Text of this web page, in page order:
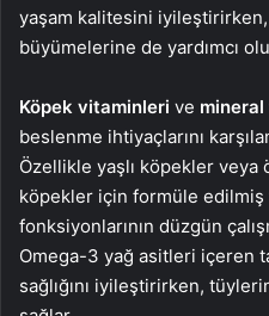
yaşam kalitesini iyileştirirken,
büyümelerine de yardımcı
Köpek vitaminleri ve
beslenme ihtiyaçlarını
Özellikle yaşlı köpekler veya
köpekler için formüle edilmiş
fonksiyonlarının düzgün
Omega-3 yağ asitleri içeren
sağlığını iyileştirirken,